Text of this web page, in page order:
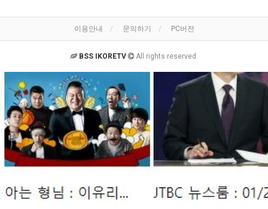
이용안내 문의하기 PC버전
BSS IKORETV All rights reserved.